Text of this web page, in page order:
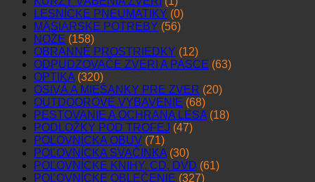
LESNÍCKE PNEUMATIKY (0)
MÄSIARSKE POTREBY (56)
NOŽE (158)
OBRANNÉ PROSTRIEDKY (12)
ODPUDZOVAČE ZVERI A PASCE (63)
OPTIKA (320)
OSIVÁ A MIEŠANKY PRE ZVER (20)
OUTDOOROVÉ VYBAVENIE (68)
PESTOVANIE A OCHRANA LESA (18)
PODLOŽKY POD TROFEJ (47)
POĽOVNÍCKA OBUV (71)
POĽOVNÍCKA SVAČINKA (30)
POĽOVNÍCKE KNIHY, CD, DVD (61)
POĽOVNÍCKE OBLEČENIE (327)